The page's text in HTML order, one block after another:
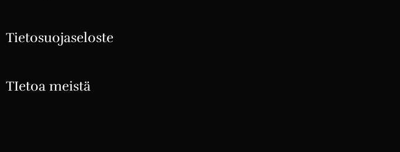
Tietosuojaseloste
TIetoa meistä